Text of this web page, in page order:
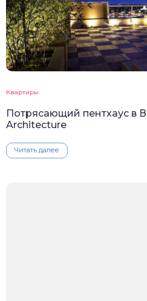
Квартиры
Потрясающий пентхаус в
Architecture
Читать далее